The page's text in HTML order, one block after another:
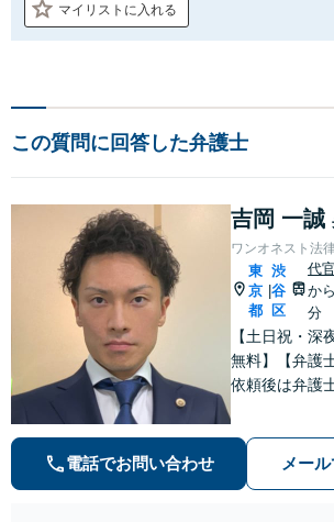
マイリストに入れる
この質問に回答した弁護士
吉岡 一誠
ワンオネスト法
東
京
都
渋
谷
区
代
か
分
【土日祝・深
無料】【弁護
依頼後は弁護
ル・ナイトワ
電話でお問い合わせ メー